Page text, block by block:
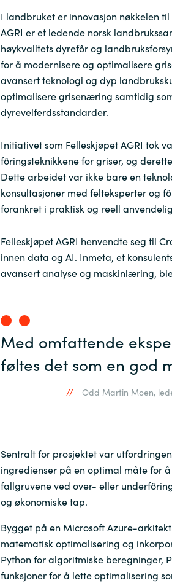
I landbruket er innovasjon nøkkelen
AGRI er et ledende norsk
høykvalitets dyrefôr og
for å modernisere og optimalisere
avansert teknologi og dyp
optimalisere grisenæring samtidig
dyrevelferdsstandarder.
Initiativet som Felleskjøpet AGRI tok
fôringsteknikkene for griser, og
Dette arbeidet var ikke bare en
konsultasjoner med felteksperter og
forankret i praktisk og reell
Felleskjøpet AGRI henvendte seg til
innen data og AI. Inmeta, et
avansert analyse og maskinlæring,
Med omfattende
føltes det som en god
Odd Martin Moen,
Sentralt for prosjektet var
ingredienser på en optimal måte for
fallgruvene ved over- eller
og økonomiske tap.
Bygget på en Microsoft Azure-
matematisk optimalisering og
Python for algoritmiske beregninger,
funksjoner for å lette optimalisering